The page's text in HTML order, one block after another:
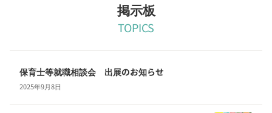
掲示板
TOPICS
保育士等就職相談会 出展のお知らせ
2025年9月8日